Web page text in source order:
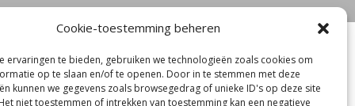
Cookie-toestemming beheren
ervaringen te bieden, gebruiken we technologieën zoals cookies om
op te slaan en/of te openen. Door in te stemmen met deze
kunnen we gegevens zoals browsegedrag of unieke ID's op deze site
niet toestemmen of intrekken van toestemming kan een negatieve